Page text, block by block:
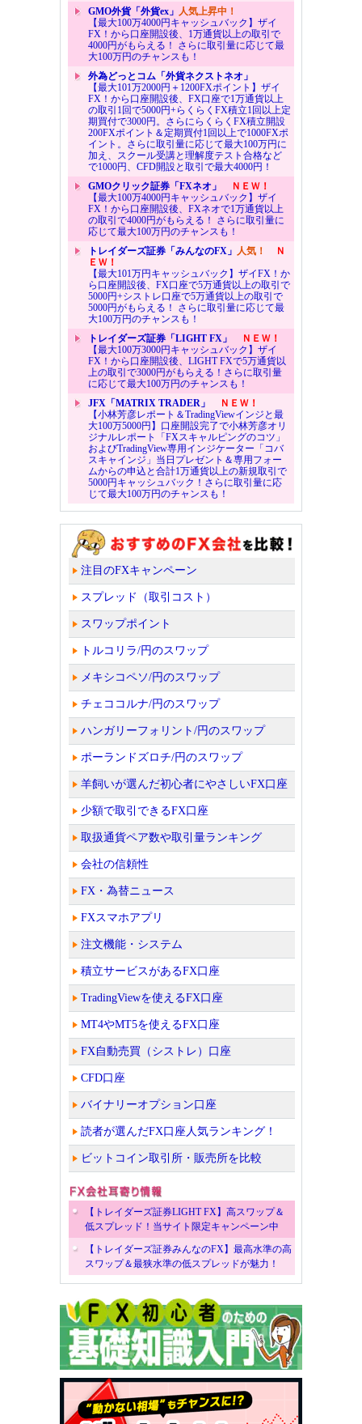
GMO外貨「外貨ex」 人気上昇中！
【最大100万4000円キャッシュバック】ザイ
FX！から口座開設後、1万通貨以上の取引で
4000円がもらえる！ さらに取引量に応じて最
大100万円のチャンスも！
外為どっとコム「外貨ネクストネオ」
【最大101万2000円＋1200FXポイント】ザイ
FX！から口座開設後、FX口座で1万通貨以上
の取引1回で5000円+らくらくFX積立1回以上定
期買付で3000円。さらにらくらくFX積立開設
200FXポイント＆定期買付1回以上で1000FXポ
イント。さらに取引量に応じて最大100万円に
加え、スクール受講と理解度テスト合格など
で1000円、CFD開設と取引で最大4000円！
GMOクリック証券「FXネオ」
ＮＥＷ！
【最大100万4000円キャッシュバック】ザイ
FX！から口座開設後、FXネオで1万通貨以上
の取引で4000円がもらえる！ さらに取引量に
応じて最大100万円のチャンスも！
トレイダーズ証券「みんなのFX」 人気！
Ｎ
ＥＷ！
【最大101万円キャッシュバック】ザイFX！か
ら口座開設後、FX口座で5万通貨以上の取引で
5000円+シストレ口座で5万通貨以上の取引で
5000円がもらえる！ さらに取引量に応じて最
大100万円のチャンスも！
トレイダーズ証券「LIGHT FX」
ＮＥＷ！
【最大100万3000円キャッシュバック】ザイ
FX！から口座開設後、LIGHT FXで5万通貨以
上の取引で3000円がもらえる！さらに取引量
に応じて最大100万円のチャンスも！
JFX「MATRIX TRADER」
ＮＥＷ！
【小林芳彦レポート＆TradingViewインジと最
大100万5000円】口座開設完了で小林芳彦オリ
ジナルレポート「FXスキャルピングのコツ」
およびTradingView専用インジケーター「コバ
スキャインジ」当日プレゼント＆専用フォー
ムからの申込と合計1万通貨以上の新規取引で
5000円キャッシュバック！さらに取引量に応
じて最大100万円のチャンスも！
注目のFXキャンペーン
スプレッド（取引コスト）
スワップポイント
トルコリラ/円のスワップ
メキシコペソ/円のスワップ
チェココルナ/円のスワップ
ハンガリーフォリント/円のスワップ
ポーランドズロチ/円のスワップ
羊飼いが選んだ初心者にやさしいFX口座
少額で取引できるFX口座
取扱通貨ペア数や取引量ランキング
会社の信頼性
FX・為替ニュース
FXスマホアプリ
注文機能・システム
積立サービスがあるFX口座
TradingViewを使えるFX口座
MT4やMT5を使えるFX口座
FX自動売買（シストレ）口座
CFD口座
バイナリーオプション口座
読者が選んだFX口座人気ランキング！
ビットコイン取引所・販売所を比較
【トレイダーズ証券LIGHT FX】高スワップ＆
低スプレッド！当サイト限定キャンペーン中
【トレイダーズ証券みんなのFX】最高水準の高
スワップ＆最狭水準の低スプレッドが魅力！